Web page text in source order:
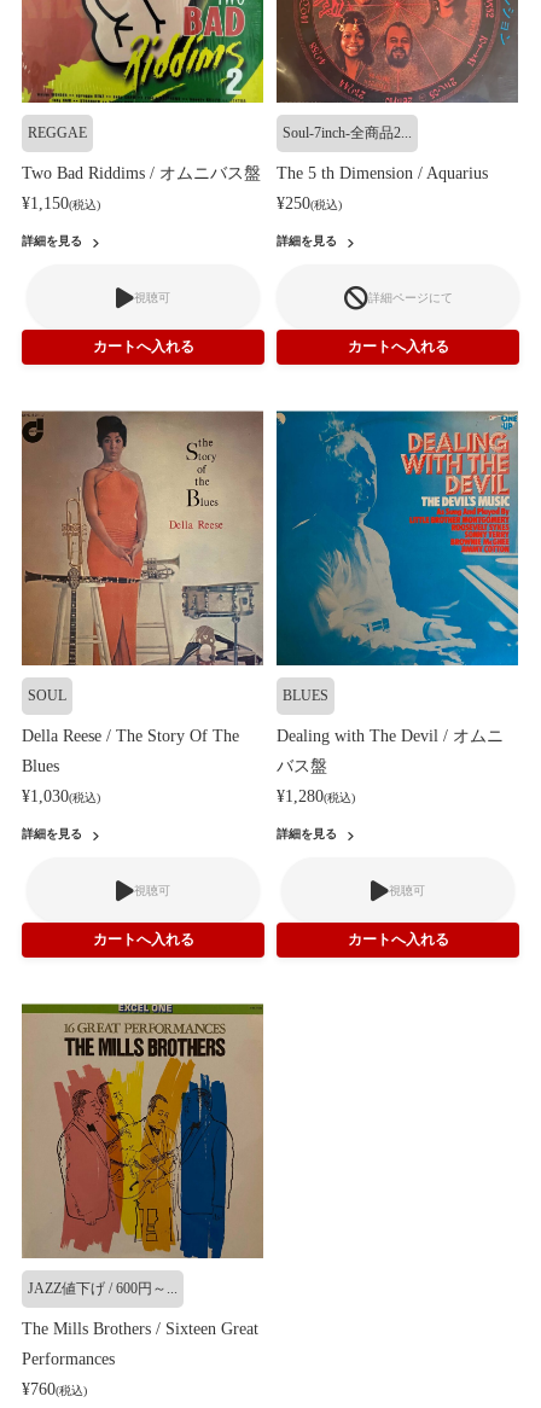
REGGAE
Two Bad Riddims / オムニバス盤
¥1,150(税込)
詳細を見る
視聴可
Soul-7inch-全商品2...
The 5 th Dimension / Aquarius
¥250(税込)
詳細を見る
詳細ページにて
SOUL
Della Reese / The Story Of The
Blues
¥1,030(税込)
詳細を見る
視聴可
BLUES
Dealing with The Devil / オムニ
バス盤
¥1,280(税込)
詳細を見る
視聴可
JAZZ値下げ / 600円～...
The Mills Brothers / Sixteen Great
Performances
¥760(税込)